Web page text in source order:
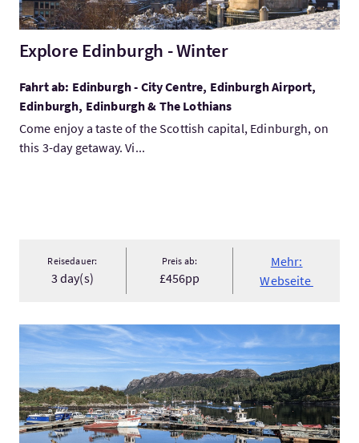
Explore Edinburgh - Winter
Fahrt ab: Edinburgh - City Centre, Edinburgh Airport,
Edinburgh, Edinburgh & The Lothians
Come enjoy a taste of the Scottish capital, Edinburgh, on
this 3-day getaway. Vi...
Reisedauer:
3 day(s)
Preis ab:
£456pp
Mehr:
Webseite
Mehr:Exekutiv-Wild-West-Highland-Tagestour